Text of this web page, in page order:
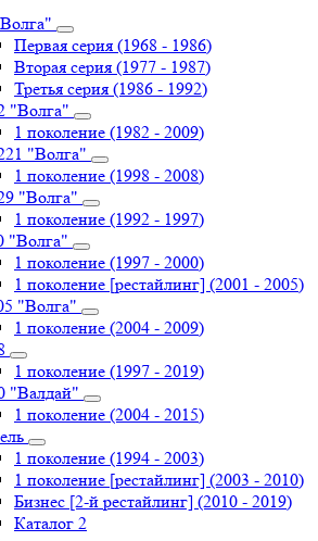
Первая серия (1968 - 1986)
Вторая серия (1977 - 1987)
Третья серия (1986 - 1992)
"Волга"
1 поколение (1982 - 2009)
"Волга"
1 поколение (1998 - 2008)
"Волга"
1 поколение (1992 - 1997)
"Волга"
1 поколение (1997 - 2000)
1 поколение [рестайлинг] (2001 - 2005)
"Волга"
1 поколение (2004 - 2009)
1 поколение (1997 - 2019)
"Валдай"
1 поколение (2004 - 2015)
1 поколение (1994 - 2003)
1 поколение [рестайлинг] (2003 - 2010)
Бизнес [2-й рестайлинг] (2010 - 2019)
Каталог 2